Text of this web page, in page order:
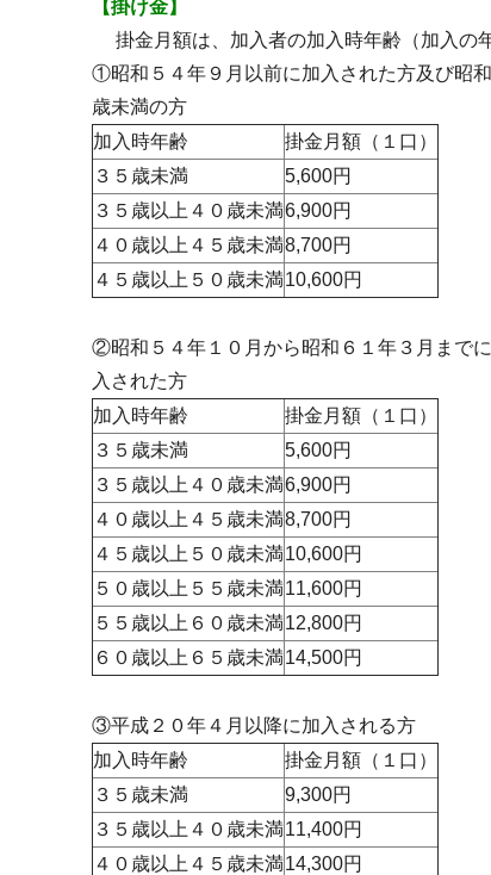
【掛け金】
掛金月額は、加入者の加入時年齢（加入の
①昭和５４年９月以前に加入された方及び昭
歳未満の方
加入時年齢
掛金月額（１口）
３５歳未満
5,600円
３５歳以上４０歳未満6,900円
４０歳以上４５歳未満8,700円
４５歳以上５０歳未満10,600円
②昭和５４年１０月から昭和６１年３月まで
入された方
加入時年齢
掛金月額（１口）
３５歳未満
5,600円
３５歳以上４０歳未満6,900円
４０歳以上４５歳未満8,700円
４５歳以上５０歳未満10,600円
５０歳以上５５歳未満11,600円
５５歳以上６０歳未満12,800円
６０歳以上６５歳未満14,500円
③平成２０年４月以降に加入される方
加入時年齢
掛金月額（１口）
３５歳未満
9,300円
３５歳以上４０歳未満11,400円
４０歳以上４５歳未満14,300円